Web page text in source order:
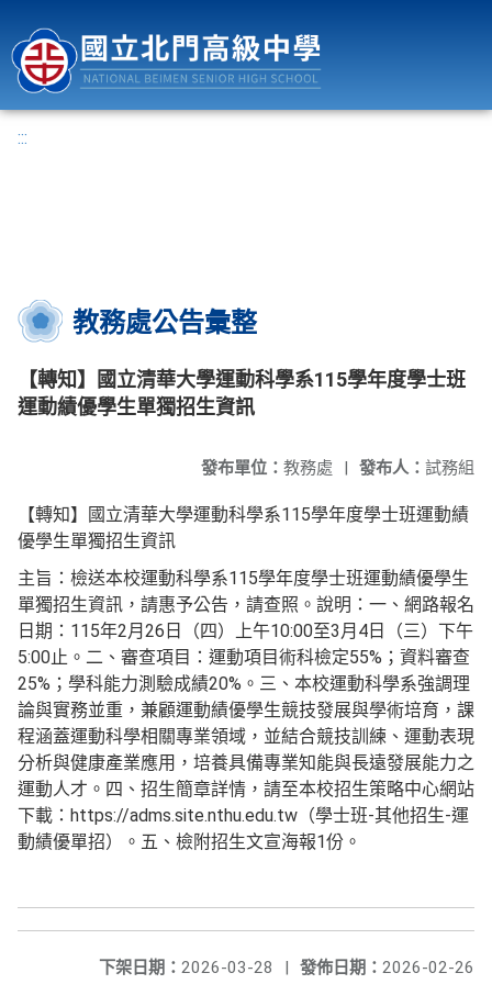
:::
教務處公告彙整
【轉知】國立清華大學運動科學系115學年度學士班
運動績優學生單獨招生資訊
發布人： 試務組
發布單位： 教務處 |
【轉知】國立清華大學運動科學系115學年度學士班運動績
優學生單獨招生資訊
主旨：檢送本校運動科學系115學年度學士班運動績優學生
單獨招生資訊，請惠予公告，請查照。說明：一、網路報名
日期：115年2月26日（四）上午10:00至3月4日（三）下午
5:00止。二、審查項目：運動項目術科檢定55%；資料審查
25%；學科能力測驗成績20%。三、本校運動科學系強調理
論與實務並重，兼顧運動績優學生競技發展與學術培育，課
程涵蓋運動科學相關專業領域，並結合競技訓練、運動表現
分析與健康產業應用，培養具備專業知能與長遠發展能力之
運動人才。四、招生簡章詳情，請至本校招生策略中心網站
下載：https://adms.site.nthu.edu.tw（學士班-其他招生-運
動績優單招）。五、檢附招生文宣海報1份。
發佈日期： 2026-02-26
下架日期： 2026-03-28 |